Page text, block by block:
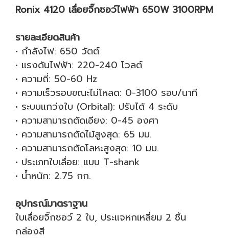
Ronix 4120 เลื่อยจิ๊กซอว์ไฟฟ้า 650W 3100RPM
รายละเอียดสินค้า
• กำลังไฟ: 650 วัตต์
• แรงดันไฟฟ้า: 220-240 โวลต์
• ความถี่: 50-60 Hz
• ความเร็วรอบขณะไม่โหลด: 0-3100 รอบ/นาที
• ระบบแกว่งใบ (Orbital): ปรับได้ 4 ระดับ
• ความสามารถตัดเอียง: 0-45 องศา
• ความสามารถตัดไม้สูงสุด: 65 มม.
• ความสามารถตัดโลหะสูงสุด: 10 มม.
• ประเภทใบเลื่อย: แบบ T-shank
• น้ำหนัก: 2.75 กก.
อุปกรณ์มาตราฐาน
ใบเลื่อยจิ๊กซอว์ 2 ใบ, ประแจหกเหลี่ยม 2 ชิ้น
กล่องสี